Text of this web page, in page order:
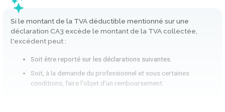
Si le montant de la TVA déductible mentionné sur une
déclaration CA3 excède le montant de la TVA collectée,
l'excédent peut :
Soit être reporté sur les déclarations suivantes.
Soit, à la demande du professionnel et sous certaines
conditions, faire l'objet d'un remboursement.​​​​